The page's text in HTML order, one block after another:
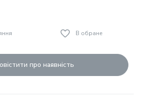
В обране
про наявність